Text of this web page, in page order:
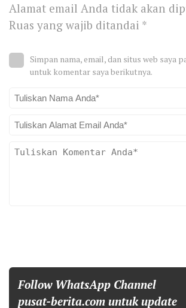
Alamat email Anda tidak akan
Ruas yang wajib ditandai *
Simpan nama, email, dan situs web saya
untuk komentar saya berikutnya.
Follow WhatsApp Channel
pusat-berita.com untuk update